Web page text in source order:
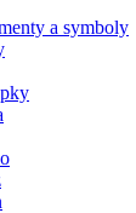
a symboly